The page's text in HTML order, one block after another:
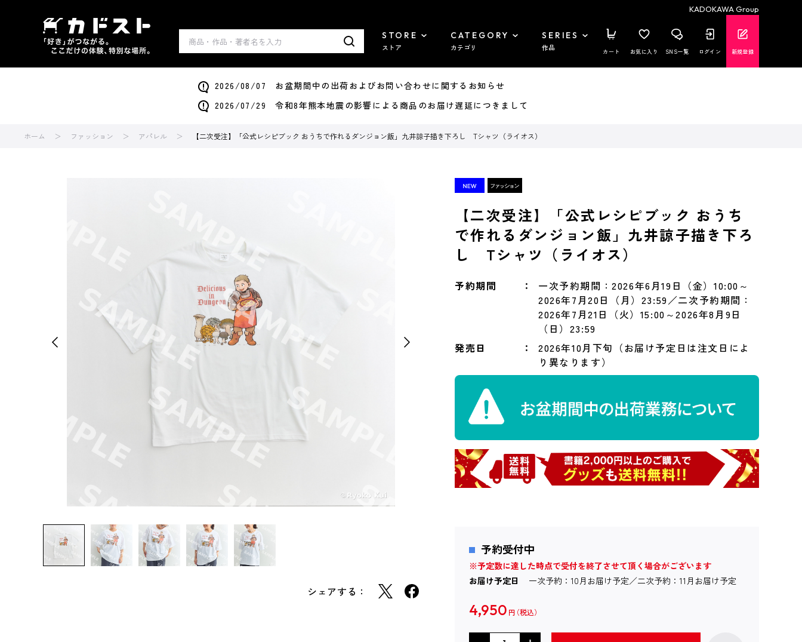
KADOKAWA Group
STORE
ストア
CATEGORY
カテゴリ
SERIES
作品 カート お気に入り SNS一覧 ログイン 新規登録
2026/08/07 お盆期間中の出荷およびお問い合わせに関するお知らせ
2026/07/29 令和8年熊本地震の影響による商品のお届け遅延につきまして
ホーム ファッション アパレル 【二次受注】「公式レシピブック おうちで作れるダンジョン飯」九井諒子描き下ろし Tシャツ（ライオス）
シェアする：
【二次受注】「公式レシピブック おうち
で作れるダンジョン飯」九井諒子描き下ろ
し Tシャツ（ライオス）
予約期間
一次予約期間：2026年6月19日（金）10:00～
2026年7月20日（月）23:59／二次予約期間：
2026年7月21日（火）15:00～2026年8月9日
（日）23:59
発売日
2026年10月下旬（お届け予定日は注文日によ
り異なります）
予約受付中
※予定数に達した時点で受付を終了させて頂く場合がございます
お届け予定日
一次予約：10月お届け予定／二次予約：11月お届け予定
4,950 円